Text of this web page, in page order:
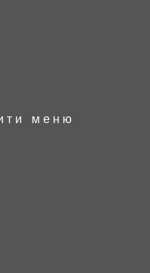
меню